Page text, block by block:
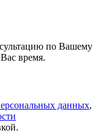
по Вашему
время.
данных,